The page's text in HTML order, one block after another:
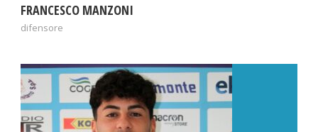
FRANCESCO MANZONI
difensore